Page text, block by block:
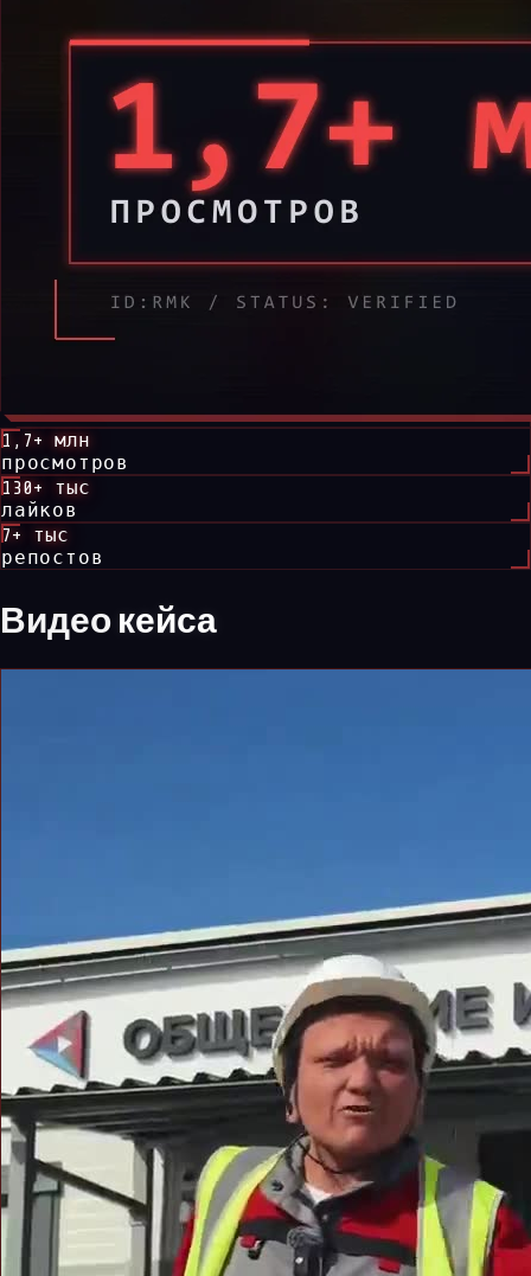
1,7+ млн
просмотров
130+ тыс
лайков
7+ тыс
репостов
Видеокейса